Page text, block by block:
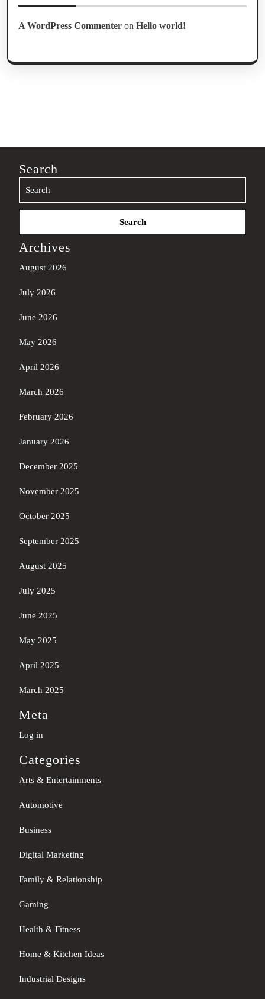
A WordPress Commenter on Hello world!
Search
Search
Archives
August 2026
July 2026
June 2026
May 2026
April 2026
March 2026
February 2026
January 2026
December 2025
November 2025
October 2025
September 2025
August 2025
July 2025
June 2025
May 2025
April 2025
March 2025
Meta
Log in
Categories
Arts & Entertainments
Automotive
Business
Digital Marketing
Family & Relationship
Gaming
Health & Fitness
Home & Kitchen Ideas
Industrial Designs